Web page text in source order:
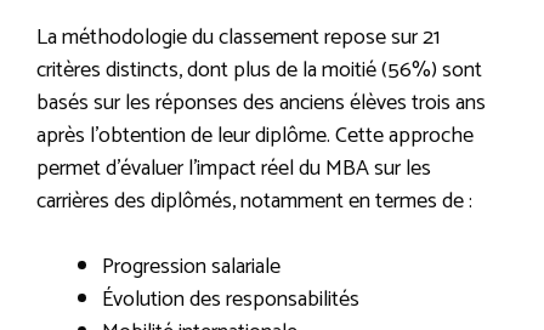
La méthodologie du classement repose sur 21
critères distincts, dont plus de la moitié (56%) sont
basés sur les réponses des anciens élèves trois ans
après l’obtention de leur diplôme. Cette approche
permet d’évaluer l’impact réel du MBA sur les
carrières des diplômés, notamment en termes de :
Progression salariale
Évolution des responsabilités